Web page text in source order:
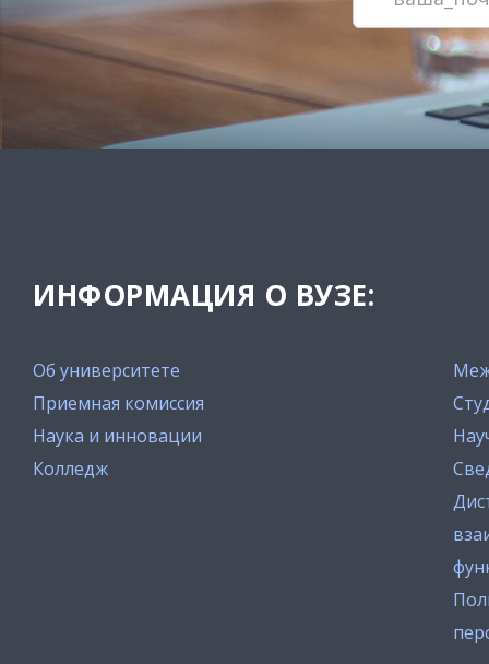
ИНФОРМАЦИЯ О ВУЗЕ:
Об университете
Приемная комиссия
Наука и инновации
Колледж